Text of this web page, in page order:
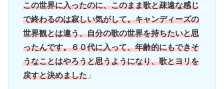
この世界に入ったのに、このまま歌と疎遠な感じ
で終わるのは寂しい気がして。キャンディーズの
世界観とは違う、自分の歌の世界を持ちたいと思
ったんです。６０代に入って、年齢的にもできそ
うなことはやろうと思うようになり、歌とヨリを
戻すと決めました」